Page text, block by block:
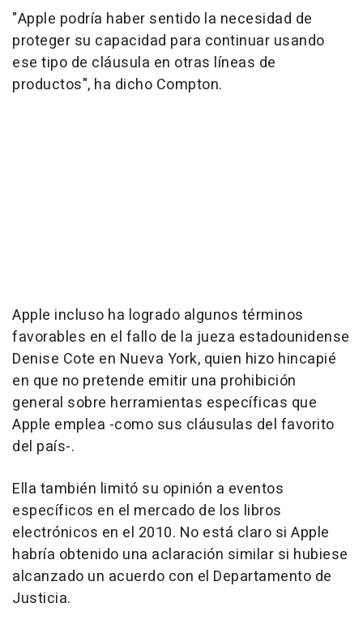
"Apple podría haber sentido la necesidad de
proteger su capacidad para continuar usando
ese tipo de cláusula en otras líneas de
productos", ha dicho Compton.
Apple incluso ha logrado algunos términos
favorables en el fallo de la jueza estadounidense
Denise Cote en Nueva York, quien hizo hincapié
en que no pretende emitir una prohibición
general sobre herramientas específicas que
Apple emplea -como sus cláusulas del favorito
del país-.
Ella también limitó su opinión a eventos
específicos en el mercado de los libros
electrónicos en el 2010. No está claro si Apple
habría obtenido una aclaración similar si hubiese
alcanzado un acuerdo con el Departamento de
Justicia.